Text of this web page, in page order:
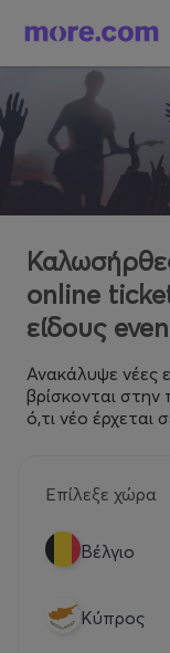
online
είδους
Ανακάλυψε νέες
βρίσκονται στην
ό,τι νέο έρχεται
Επίλεξε χώρα
Βέλγιο
Κύπρος